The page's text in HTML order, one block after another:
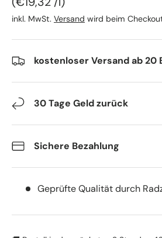
inkl. MwSt. Versand wird beim
kostenloser Versand ab 20
30 Tage Geld zurück
Sichere Bezahlung
Geprüfte Qualität durch